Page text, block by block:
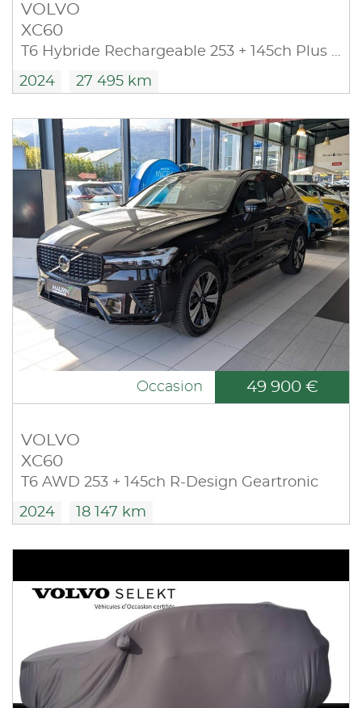
VOLVO
XC60
T6 Hybride Rechargeable 253 + 145ch Plus Style Dark Geartronic 8 AWD
2024 27 495 km
Occasion 49 900 €
VOLVO
XC60
T6 AWD 253 + 145ch R-Design Geartronic
2024 18 147 km